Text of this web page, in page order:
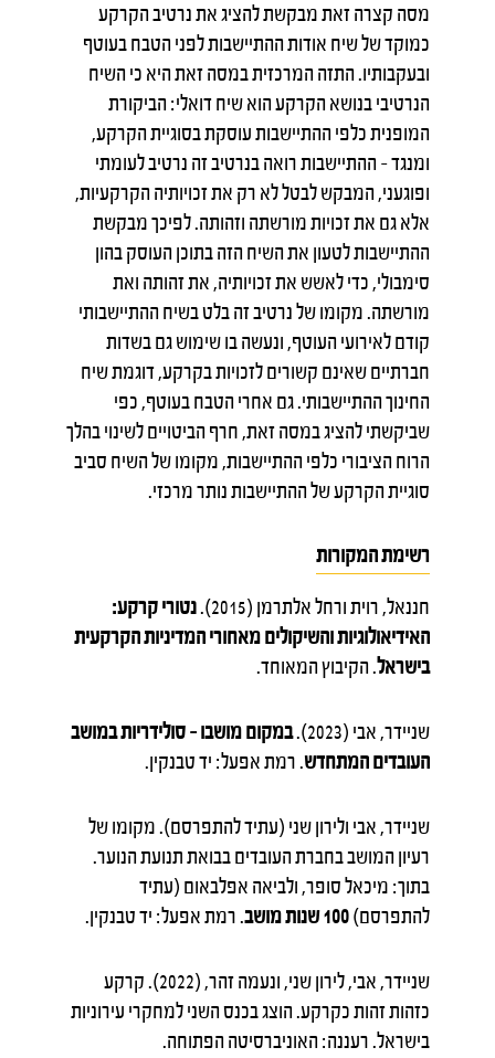
מסה קצרה זאת מבקשת להציג את נרטיב הקרקע
כמוקד של שיח אודות ההתיישבות לפני הטבח בעוטף
ובעקבותיו. התזה המרכזית במסה זאת היא כי השיח
הנרטיבי בנושא הקרקע הוא שיח דואלי: הביקורת
המופנית כלפי ההתיישבות עוסקת בסוגיית הקרקע,
ומנגד – ההתיישבות רואה בנרטיב זה נרטיב לעומתי
ופוגעני, המבקש לבטל לא רק את זכויותיה הקרקעיות,
אלא גם את זכויות מורשתה וזהותה. לפיכך מבקשת
ההתיישבות לטעון את השיח הזה בתוכן העוסק בהון
סימבולי, כדי לאשש את זכויותיה, את זהותה ואת
מורשתה. מקומו של נרטיב זה בלט בשיח ההתיישבותי
קודם לאירועי העוטף, ונעשה בו שימוש גם בשדות
חברתיים שאינם קשורים לזכויות בקרקע, דוגמת שיח
החינוך ההתיישבותי. גם אחרי הטבח בעוטף, כפי
שביקשתי להציג במסה זאת, חרף הביטויים לשינוי בהלך
הרוח הציבורי כלפי ההתיישבות, מקומו של השיח סביב
סוגיית הקרקע של ההתיישבות נותר מרכזי.
רשימת המקורות
חננאל, רוית ורחל אלתרמן (2015).
נטורי קרקע:
האידיאולוגיות והשיקולים מאחורי המדיניות הקרקעית
בישראל. הקיבוץ המאוחד.
שניידר, אבי (2023).
במקום מושבו – סולידריות במושב
העובדים המתחדש. רמת אפעל: יד טבנקין.
שניידר, אבי ולירון שני (עתיד להתפרסם). מקומו של
רעיון המושב בחברת העובדים בבואת תנועת הנוער.
בתוך: מיכאל סופר, ולביאה אפלבאום (עתיד
להתפרסם)100 שנות מושב . רמת אפעל: יד טבנקין.
שניידר, אבי, לירון שני, ונעמה זהר, (2022). קרקע
כזהות זהות כקרקע. הוצג בכנס השני למחקרי עירוניות
בישראל. רעננה: האוניברסיטה הפתוחה.